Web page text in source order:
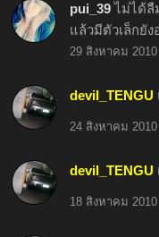
pui_39 ไม่ได้ลื
แล้วมีตัวเล็กยัง
29 สิงหาคม 2010
devil_TENGU
24 สิงหาคม 2010
devil_TENGU
18 สิงหาคม 2010